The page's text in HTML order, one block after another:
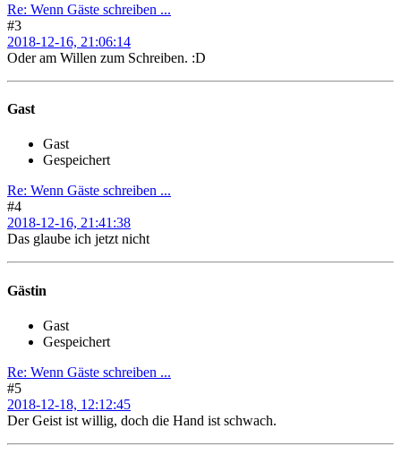
Re: Wenn Gäste schreiben ...
#3
2018-12-16, 21:06:14
Oder am Willen zum Schreiben. :D
Gast
Gast
Gespeichert
Re: Wenn Gäste schreiben ...
#4
2018-12-16, 21:41:38
Das glaube ich jetzt nicht
Gästin
Gast
Gespeichert
Re: Wenn Gäste schreiben ...
#5
2018-12-18, 12:12:45
Der Geist ist willig, doch die Hand ist schwach.